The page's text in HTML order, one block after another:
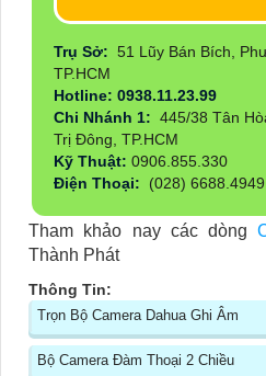
Trụ Sở: 51 Lũy Bán Bích,
TP.HCM
Hotline: 0938.11.23.99
Chi Nhánh 1: 445/38 Tân
Trị Đông, TP.HCM
Kỹ Thuật: 0906.855.330
Điện Thoại:
(028) 6688.4949
Tham khảo nay các dòng
Thành Phát
Thông Tin:
Trọn Bộ Camera Dahua Ghi Âm
Bộ Camera Đàm Thoại 2 Chiều